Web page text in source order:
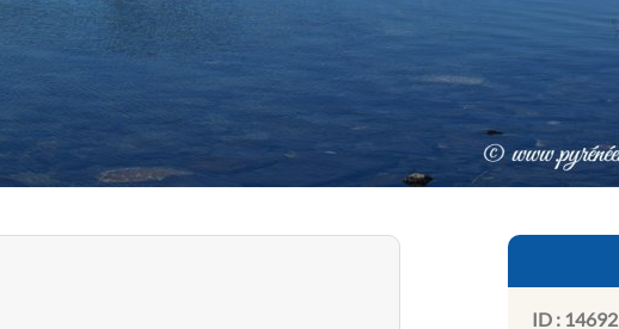
ID : 14692